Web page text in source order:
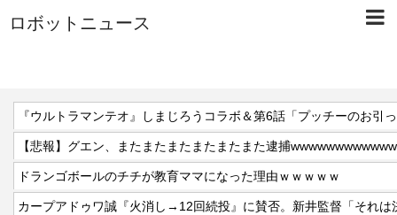
ロボットニュース
『ウルトラマンテオ』しまじろうコラボ＆第6話「プッチーのお引
【悲報】グエン、またまたまたまたまたまた逮捕
ドランゴボールのチチが教育ママになった理由ｗｗｗｗｗ